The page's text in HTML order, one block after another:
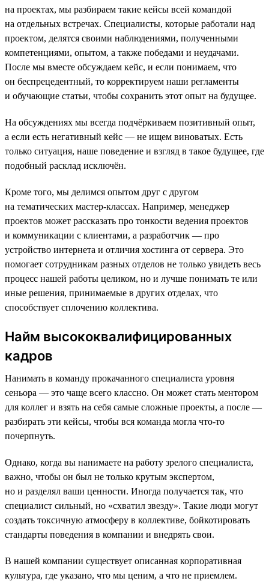
на проектах, мы разбираем такие кейсы всей командой
на отдельных встречах. Специалисты, которые работали над
проектом, делятся своими наблюдениями, полученными
компетенциями, опытом, а также победами и неудачами.
После мы вместе обсуждаем кейс, и если понимаем, что
он беспрецедентный, то корректируем наши регламенты
и обучающие статьи, чтобы сохранить этот опыт на будущее.
На обсуждениях мы всегда подчёркиваем позитивный опыт,
а если есть негативный кейс — не ищем виноватых. Есть
только ситуация, наше поведение и взгляд в такое будущее, где
подобный расклад исключён.
Кроме того, мы делимся опытом друг с другом
на тематических мастер-классах. Например, менеджер
проектов может рассказать про тонкости ведения проектов
и коммуникации с клиентами, а разработчик — про
устройство интернета и отличия хостинга от сервера. Это
помогает сотрудникам разных отделов не только увидеть весь
процесс нашей работы целиком, но и лучше понимать те или
иные решения, принимаемые в других отделах, что
способствует сплочению коллектива.
Найм высококвалифицированных
кадров
Нанимать в команду прокачанного специалиста уровня
сеньора — это чаще всего классно. Он может стать ментором
для коллег и взять на себя самые сложные проекты, а после —
разбирать эти кейсы, чтобы вся команда могла что-то
почерпнуть.
Однако, когда вы нанимаете на работу зрелого специалиста,
важно, чтобы он был не только крутым экспертом,
но и разделял ваши ценности. Иногда получается так, что
специалист сильный, но «схватил звезду»‎. Такие люди могут
создать токсичную атмосферу в коллективе, бойкотировать
стандарты поведения в компании и внедрять свои.
В нашей компании существует описанная корпоративная
культура, где указано, что мы ценим, а что не приемлем.